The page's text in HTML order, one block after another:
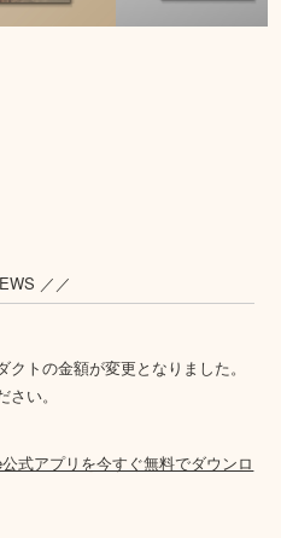
／／
トの金額が変更となりました。
い。
式アプリを今すぐ無料でダウンロ